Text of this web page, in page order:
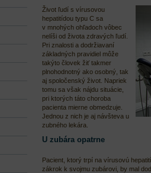
Život ľudí s vírusovou
hepatitídou typu C sa
v mnohých ohľadoch vôbec
nelíši od života zdravých ľudí.
Pri znalosti a dodržiavaní
základných pravidiel môže
takýto človek žiť takmer
plnohodnotný ako osobný, tak
aj spoločenský život. Napriek
tomu sa však nájdu situácie,
pri ktorých táto choroba
pacienta mierne obmedzuje.
Jednou z nich je aj návšteva u
zubného lekára.
U zubára opatrne
Pacient, ktorý trpí na vírusovú
zákrok k svojmu zubárovi, by mal